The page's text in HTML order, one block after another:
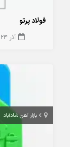
فولاد پرتو
آذر 24, 1404
بازار آهن شادآباد